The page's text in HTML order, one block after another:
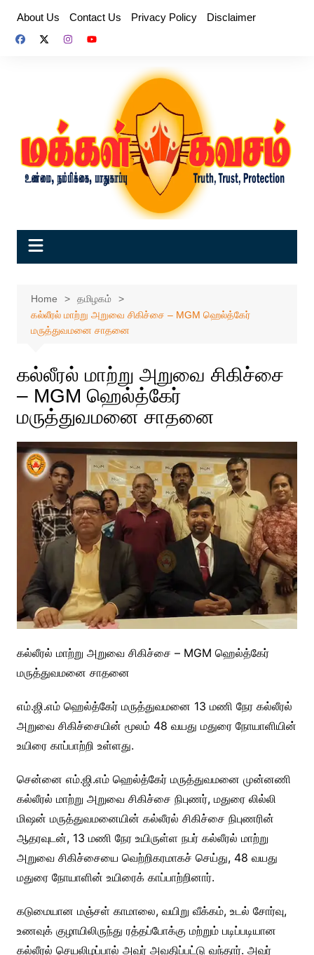
content
About Us Contact Us Privacy Policy Disclaimer
Home
தமிழகம்
கல்லீரல் மாற்று அறுவை சிகிச்சை – MGM ஹெல்த்கேர்
மருத்துவமனை சாதனை
கல்லீரல் மாற்று அறுவை சிகிச்சை
– MGM ஹெல்த்கேர்
மருத்துவமனை சாதனை
கல்லீரல் மாற்று அறுவை சிகிச்சை – MGM ஹெல்த்கேர்
மருத்துவமனை சாதனை
எம்.ஜி.எம் ஹெல்த்கேர் மருத்துவமனை 13 மணி நேர கல்லீரல்
அறுவை சிகிச்சையின் மூலம் 48 வயது மதுரை நோயாளியின்
உயிரை காப்பாற்றி உள்ளது.
சென்னை எம்.ஜி.எம் ஹெல்த்கேர் மருத்துவமனை முன்னணி
கல்லீரல் மாற்று அறுவை சிகிச்சை நிபுணர், மதுரை லில்லி
மிஷன் மருத்துவமனையின் கல்லீரல் சிகிச்சை நிபுணரின்
ஆதரவுடன், 13 மணி நேர உயிருள்ள நபர் கல்லீரல் மாற்று
அறுவை சிகிச்சையை வெற்றிகரமாகச் செய்து, 48 வயது
மதுரை நோயாளின் உயிரைக் காப்பாற்றினார்.
கடுமையான மஞ்சள் காமாலை, வயிறு வீக்கம், உடல் சோர்வு,
உணவுக் குழாயிலிருந்து ரத்தப்போக்கு மற்றும் படிப்படியான
கல்லீரல் செயலிழப்பால் அவர் அவதிப்பட்டு வந்தார். அவர்